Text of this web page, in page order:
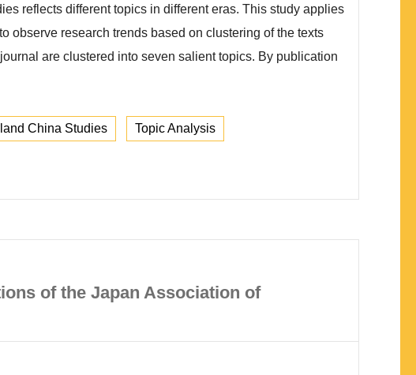
reflects different topics in different eras. This study applies
observe research trends based on clustering of the texts
are clustered into seven salient topics. By publication
China Studies Topic Analysis
of the Japan Association of